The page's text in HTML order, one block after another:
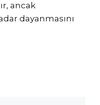
ancak
dayanmasını